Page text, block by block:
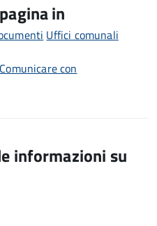
in
Uffici comunali
Comunicare con
informazioni su